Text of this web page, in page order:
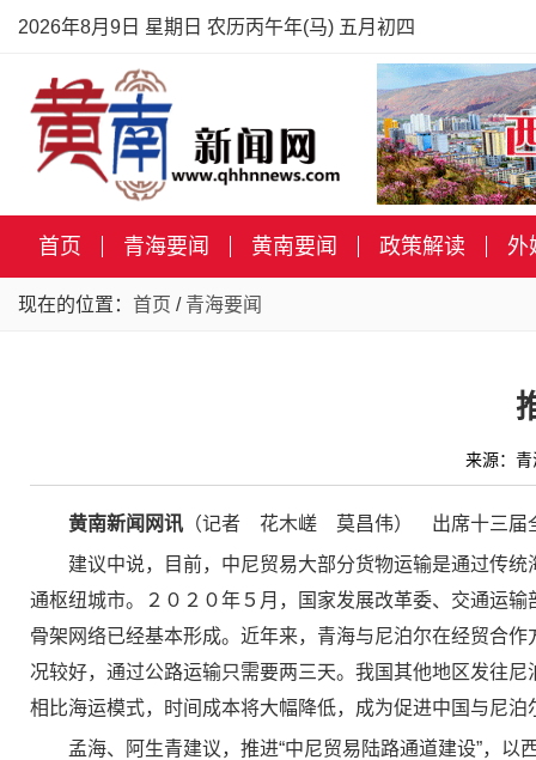
2026年8月9日 星期日 农历丙午年(马) 五月初四
首页 青海要闻 黄南要闻 政策解读 外
现在的位置： 首页 / 青海要闻
来源：
黄南新闻网讯 （记者 花木嵯 莫昌伟） 出席十三届
建议中说，目前，中尼贸易大部分货物运输是通过传
通枢纽城市。２０２０年５月，国家发展改革委、交通运
骨架网络已经基本形成。近年来，青海与尼泊尔在经贸合
况较好，通过公路运输只需要两三天。我国其他地区发往
相比海运模式，时间成本将大幅降低，成为促进中国与尼
孟海、阿生青建议，推进“中尼贸易陆路通道建设”，